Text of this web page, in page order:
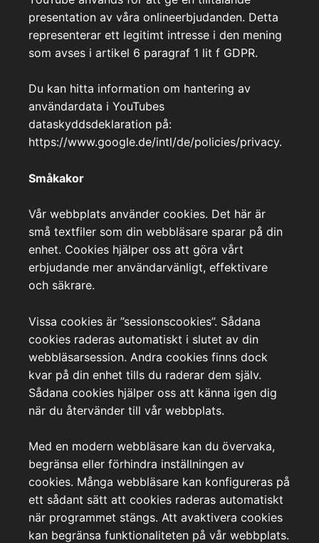
presentation av våra onlineerbjudanden. Detta
representerar ett legitimt intresse i den mening
som avses i artikel 6 paragraf 1 lit f GDPR.
Du kan hitta information om hantering av
användardata i YouTubes
dataskyddsdeklaration på:
https://www.google.de/intl/de/policies/privacy.
Småkakor
Vår webbplats använder cookies. Det här är
små textfiler som din webbläsare sparar på din
enhet. Cookies hjälper oss att göra vårt
erbjudande mer användarvänligt, effektivare
och säkrare.
Vissa cookies är ”sessionscookies”. Sådana
cookies raderas automatiskt i slutet av din
webbläsarsession. Andra cookies finns dock
kvar på din enhet tills du raderar dem själv.
Sådana cookies hjälper oss att känna igen dig
när du återvänder till vår webbplats.
Med en modern webbläsare kan du övervaka,
begränsa eller förhindra inställningen av
cookies. Många webbläsare kan konfigureras på
ett sådant sätt att cookies raderas automatiskt
när programmet stängs. Att avaktivera cookies
kan begränsa funktionaliteten på vår webbplats.